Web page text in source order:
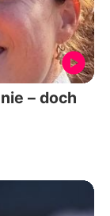
– doch